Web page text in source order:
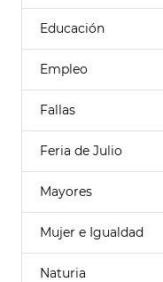
Educación
Empleo
Fallas
Feria de Julio
Mayores
Mujer e Igualdad
Naturia